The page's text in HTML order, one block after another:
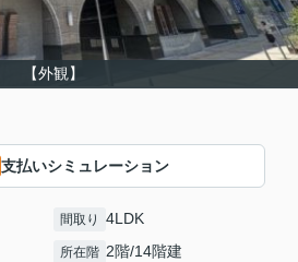
【外観】
支払いシミュレーション
間取り 4LDK
所在階 2階/14階建